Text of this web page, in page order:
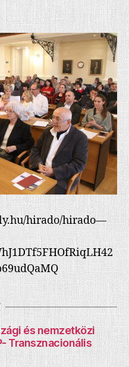
hirado/hirado—
és nemzetközi
Transznacionális